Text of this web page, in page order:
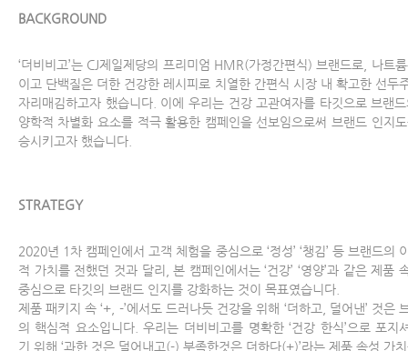
BACKGROUND
‘더비비고’는 CJ제일제당의 프리미엄 HMR(가정간편식) 브랜드로, 나트
이고 단백질은 더한 건강한 레시피로 치열한 간편식 시장 내 확고한 선두
자리매김하고자 했습니다. 이에 우리는 건강 고관여자를 타깃으로 브랜
양학적 차별화 요소를 적극 활용한 캠페인을 선보임으로써 브랜드 인지
승시키고자 했습니다.
STRATEGY
2020년 1차 캠페인에서 고객 체험을 중심으로 ‘정성’ ‘챙김’ 등 브랜드의
적 가치를 전했던 것과 달리, 본 캠페인에서는 ‘건강’ ‘영양’과 같은 제품
중심으로 타깃의 브랜드 인지를 강화하는 것이 목표였습니다.
제품 패키지 속 ‘+, -’에서도 드러나듯 건강을 위해 ‘더하고, 덜어낸’ 것은
의 핵심적 요소입니다. 우리는 더비비고를 명확한 ‘건강 한식’으로 포지
기 위해 ‘과한 것은 덜어내고(-) 부족한것은 더하다(+)’라는 제품 속성 가